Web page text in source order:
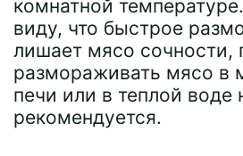
комнатной
виду, что быстрое
лишает мясо сочности,
размораживать мясо в
печи или в теплой воде
рекомендуется.